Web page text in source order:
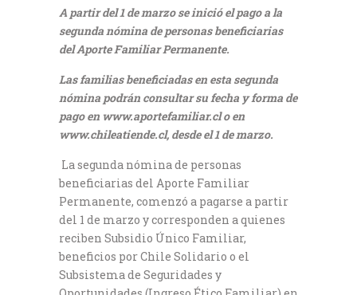
A partir del 1 de marzo se inició el pago a la
segunda nómina de personas beneficiarias
del Aporte Familiar Permanente.
Las familias beneficiadas en esta segunda
nómina podrán consultar su fecha y forma de
pago en www.aportefamiliar.cl o en
www.chileatiende.cl, desde el 1 de marzo.
La segunda nómina de personas
beneficiarias del Aporte Familiar
Permanente, comenzó a pagarse a partir
del 1 de marzo y corresponden a quienes
reciben Subsidio Único Familiar,
beneficios por Chile Solidario o el
Subsistema de Seguridades y